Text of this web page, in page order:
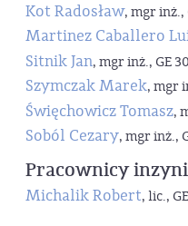
Kot Radosław, mgr inż.,
Martinez Caballero
Sitnik Jan, mgr inż., GE
Szymczak Marek, mgr
Święchowicz Tomasz,
Soból Cezary, mgr inż.,
Pracownicy
Michalik Robert, lic.,